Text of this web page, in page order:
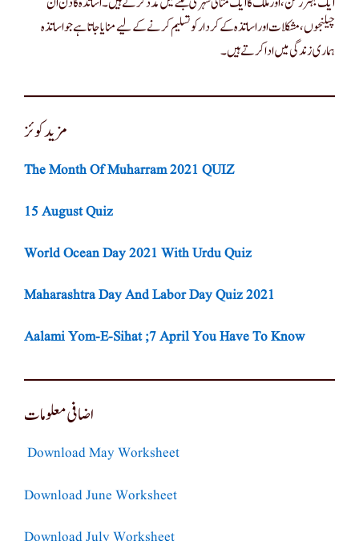
چیلنجوں ، مشکلات اور اساتذہ کے کردار کو تسلیم کرنے کے لیے منایا جاتا ہے جو اساتذہ
ہماری زندگی میں ادا کرتے ہیں۔
مزید کوئز
The Month Of Muharram 2021 QUIZ
15 August Quiz
World Ocean Day 2021 With Urdu Quiz
Maharashtra Day And Labor Day Quiz 2021
Aalami Yom-E-Sihat ;7 April You Have To Know
اضافی معلومات
Download May Worksheet
Download June Worksheet
Download July Worksheet